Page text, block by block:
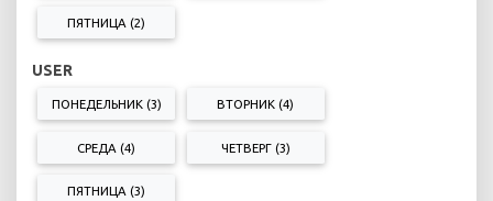
ПЯТНИЦА (2)
USER
ПОНЕДЕЛЬНИК (3) ВТОРНИК (4)
СРЕДА (4) ЧЕТВЕРГ (3)
ПЯТНИЦА (3)